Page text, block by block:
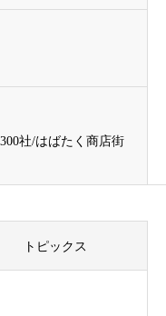
社/はばたく商店街
トピックス